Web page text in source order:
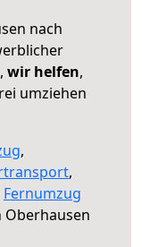
nach
wir helfen,
umziehen
,
,
Fernumzug
Oberhausen